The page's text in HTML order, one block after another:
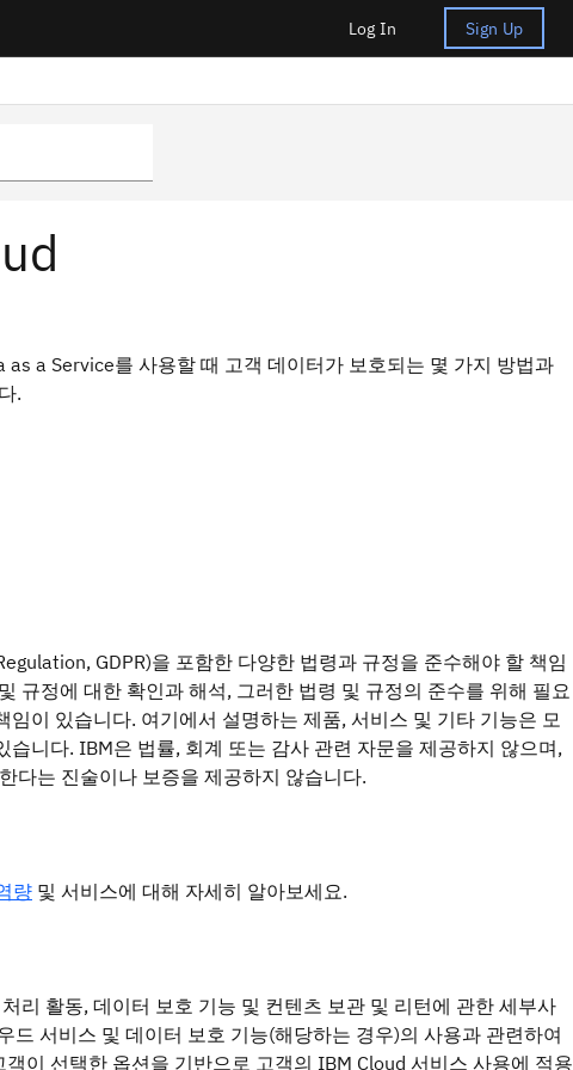
Log In Sign Up
a Service를 사용할 때 고객 데이터가 보호되는 몇 가지 방법과
.
GDPR)을 포함한 다양한 법령과 규정을 준수해야 할 책임
규정에 대한 확인과 해석, 그러한 법령 및 규정의 준수를 위해 필요
이 있습니다. 여기에서 설명하는 제품, 서비스 및 기타 기능은 모
니다. IBM은 법률, 회계 또는 감사 관련 자문을 제공하지 않으며,
다는 진술이나 보증을 제공하지 않습니다.
량 및 서비스에 대해 자세히 알아보세요.
리 활동, 데이터 보호 기능 및 컨텐츠 보관 및 리턴에 관한 세부사
서비스 및 데이터 보호 기능(해당하는 경우)의 사용과 관련하여
이 선택한 옵션을 기반으로 고객의 IBM Cloud 서비스 사용에 적용